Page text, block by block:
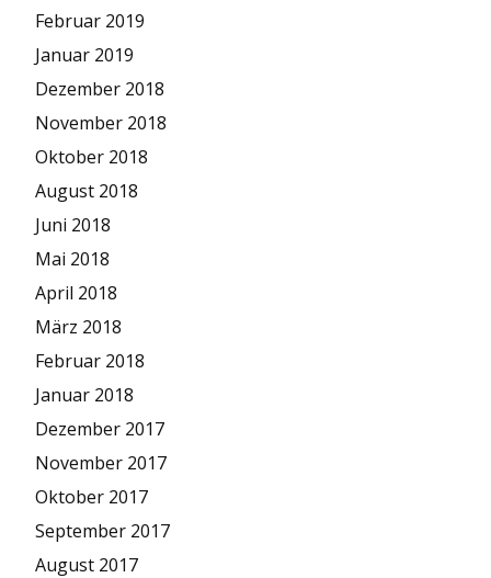
Februar 2019
Januar 2019
Dezember 2018
November 2018
Oktober 2018
August 2018
Juni 2018
Mai 2018
April 2018
März 2018
Februar 2018
Januar 2018
Dezember 2017
November 2017
Oktober 2017
September 2017
August 2017